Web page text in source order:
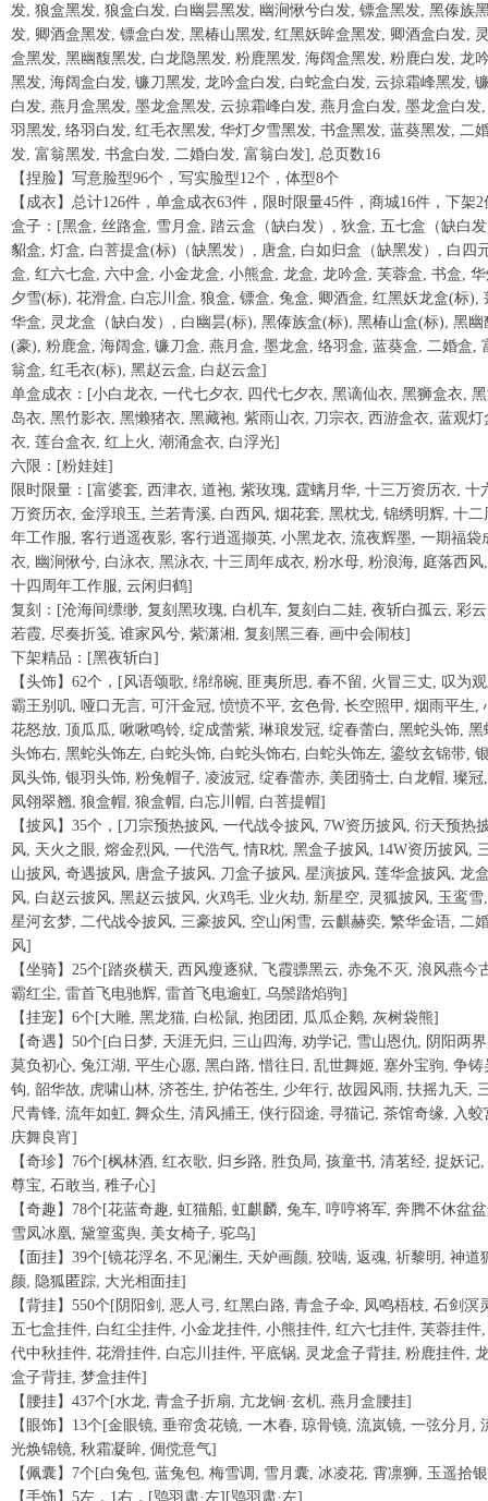
发, 狼盒黑发, 狼盒白发, 白幽昙黑发, 幽涧愀兮白发, 镖盒黑发, 黑傣族
发, 卿酒盒黑发, 镖盒白发, 黑椿山黑发, 红黑妖眸盒黑发, 卿酒盒白发,
盒黑发, 黑幽馥黑发, 白龙隐黑发, 粉鹿黑发, 海阔盒黑发, 粉鹿白发, 龙
黑发, 海阔盒白发, 镰刀黑发, 龙吟盒白发, 白蛇盒白发, 云掠霜峰黑发,
白发, 燕月盒黑发, 墨龙盒黑发, 云掠霜峰白发, 燕月盒白发, 墨龙盒白发
羽黑发, 络羽白发, 红毛衣黑发, 华灯夕雪黑发, 书盒黑发, 蓝葵黑发, 二
发, 富翁黑发, 书盒白发, 二婚白发, 富翁白发], 总页数16
【捏脸】写意脸型96个，写实脸型12个，体型8个
【成衣】总计126件，单盒成衣63件，限时限量45件，商城16件，下架2
盒子：[黑盒, 丝路盒, 雪月盒, 踏云盒（缺白发）, 狄盒, 五七盒（缺白
貂盒, 灯盒, 白菩提盒(标)（缺黑发）, 唐盒, 白如归盒（缺黑发）, 白四
盒, 红六七盒, 六中盒, 小金龙盒, 小熊盒, 龙盒, 龙吟盒, 芙蓉盒, 书盒,
夕雪(标), 花滑盒, 白忘川盒, 狼盒, 镖盒, 兔盒, 卿酒盒, 红黑妖龙盒(标),
华盒, 灵龙盒（缺白发）, 白幽昙(标), 黑傣族盒(标), 黑椿山盒(标), 黑幽
(豪), 粉鹿盒, 海阔盒, 镰刀盒, 燕月盒, 墨龙盒, 络羽盒, 蓝葵盒, 二婚盒,
翁盒, 红毛衣(标), 黑赵云盒, 白赵云盒]
单盒成衣：[小白龙衣, 一代七夕衣, 四代七夕衣, 黑谪仙衣, 黑狮盒衣,
岛衣, 黑竹影衣, 黑懒猪衣, 黑藏袍, 紫雨山衣, 刀宗衣, 西游盒衣, 蓝观灯
衣, 莲台盒衣, 红上火, 潮涌盒衣, 白浮光]
六限：[粉娃娃]
限时限量：[富婆套, 西津衣, 道袍, 紫玫瑰, 霆螭月华, 十三万资历衣, 十
万资历衣, 金浮琅玉, 兰若青溪, 白西风, 烟花套, 黑枕戈, 锦绣明辉, 十二
年工作服, 客行逍遥夜影, 客行逍遥撷英, 小黑龙衣, 流夜辉墨, 一期福袋
衣, 幽涧愀兮, 白泳衣, 黑泳衣, 十三周年成衣, 粉水母, 粉浪海, 庭落西风,
十四周年工作服, 云闲归鹤]
复刻：[沧海间缥缈, 复刻黑玫瑰, 白机车, 复刻白二娃, 夜斩白孤云, 彩
若霞, 尽奏折笺, 谁家风兮, 紫潇湘, 复刻黑三春, 画中会闹枝]
下架精品：[黑夜斩白]
【头饰】62个，[风语颂歌, 绵绵碗, 匪夷所思, 春不留, 火冒三丈, 叹为
霸王别叽, 哑口无言, 可汗金冠, 愤愤不平, 玄色骨, 长空照甲, 烟雨平生,
花怒放, 顶瓜瓜, 啾啾鸣铃, 绽成蕾紫, 琳琅发冠, 绽春蕾白, 黑蛇头饰, 黑
头饰右, 黑蛇头饰左, 白蛇头饰, 白蛇头饰右, 白蛇头饰左, 鎏纹玄锦带,
凤头饰, 银羽头饰, 粉兔帽子, 凌波冠, 绽春蕾赤, 美团骑士, 白龙帽, 璨冠,
凤翎翠翘, 狼盒帽, 狼盒帽, 白忘川帽, 白菩提帽]
【披风】35个，[刀宗预热披风, 一代战令披风, 7W资历披风, 衍天预热
风, 天火之眼, 熔金烈风, 一代浩气, 情R枕, 黑盒子披风, 14W资历披风,
山披风, 奇遇披风, 唐盒子披风, 刀盒子披风, 星演披风, 莲华盒披风, 龙
风, 白赵云披风, 黑赵云披风, 火鸡毛, 业火劫, 新星空, 灵狐披风, 玉鸾雪,
星河玄梦, 二代战令披风, 三豪披风, 空山闲雪, 云麒赫奕, 繁华金语, 二
风]
【坐骑】25个[踏炎横天, 西风瘦逐狱, 飞霞骠黑云, 赤兔不灭, 浪风燕今
霸红尘, 雷首飞电驰辉, 雷首飞电逾虹, 乌鬃踏焰驹]
【挂宠】6个[大雕, 黑龙猫, 白松鼠, 抱团团, 瓜瓜企鹅, 灰树袋熊]
【奇遇】50个[白日梦, 天涯无归, 三山四海, 劝学记, 雪山恩仇, 阴阳两
莫负初心, 兔江湖, 平生心愿, 黑白路, 惜往日, 乱世舞姬, 塞外宝驹, 争铸
钩, 韶华故, 虎啸山林, 济苍生, 护佑苍生, 少年行, 故园风雨, 扶摇九天,
尺青锋, 流年如虹, 舞众生, 清风捕王, 侠行囧途, 寻猫记, 茶馆奇缘, 入蛟
庆舞良宵]
【奇珍】76个[枫林酒, 红衣歌, 归乡路, 胜负局, 孩童书, 清茗经, 捉妖记,
尊宝, 石敢当, 稚子心]
【奇趣】78个[花蓝奇趣, 虹猫船, 虹麒麟, 兔车, 哼哼将军, 奔腾不休盆
雪凤冰凰, 黛篁鸾舆, 美女椅子, 驼鸟]
【面挂】39个[镜花浮名, 不见澜生, 天妒画颜, 狡啮, 返魂, 祈黎明, 神道
颜, 隐狐匿踪, 大光相面挂]
【背挂】550个[阴阳剑, 恶人弓, 红黑白路, 青盒子伞, 凤鸣梧枝, 石剑溟
五七盒挂件, 白红尘挂件, 小金龙挂件, 小熊挂件, 红六七挂件, 芙蓉挂件
代中秋挂件, 花滑挂件, 白忘川挂件, 平底锅, 灵龙盒子背挂, 粉鹿挂件,
盒子背挂, 梦盒挂件]
【腰挂】437个[水龙, 青盒子折扇, 亢龙锏·玄机, 燕月盒腰挂]
【眼饰】13个[金眼镜, 垂帘贪花镜, 一木春, 琼骨镜, 流岚镜, 一弦分月,
光焕锦镜, 秋霜凝眸, 倜傥意气]
【佩囊】7个[白兔包, 蓝兔包, 梅雪调, 雪月囊, 冰凌花, 霄凛狮, 玉遥拾
【手饰】5左，1右，[鸮羽肃·左][鸮羽肃·左]